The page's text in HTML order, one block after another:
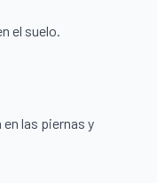
el suelo.
las piernas y